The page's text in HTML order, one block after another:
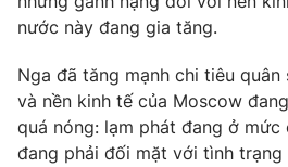
Video
VTV Money VTV
VTV Sức khoẻ Bất
nước này đang gia tăng.
Nga đã tăng mạnh chi tiêu
và nền kinh tế của Moscow
quá nóng: lạm phát đang ở
đang phải đối mặt với tình trạng